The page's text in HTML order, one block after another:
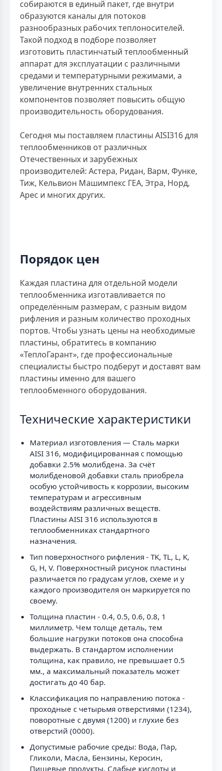
собираются в единый пакет, где внутри
образуются каналы для потоков
разнообразных рабочих теплоносителей.
Такой подход в подборе позволяет
изготовить пластинчатый теплообменный
аппарат для эксплуатации с различными
средами и температурными режимами, а
увеличение внутренних стальных
компонентов позволяет повысить общую
производительность оборудования.
Сегодня мы поставляем пластины AISI316 для
теплообменников от различных
Отечественных и зарубежных
производителей: Астера, Ридан, Варм, Функе,
Тиж, Кельвион Машимпекс ГЕА, Этра, Норд,
Арес и многих других.
Порядок цен
Каждая пластина для отдельной модели
теплообменника изготавливается по
определённым размерам, с разным видом
рифления и разным количество проходных
портов. Чтобы узнать цены на необходимые
пластины, обратитесь в компанию
«ТеплоГарант», где профессиональные
специалисты быстро подберут и доставят вам
пластины именно для вашего
теплообменного оборудования.
Технические характеристики
Материал изготовления — Сталь марки
AISI 316, модифицированная с помощью
добавки 2.5% молибдена. За счёт
молибденовой добавки сталь приобрела
особую устойчивость к коррозии, высоким
температурам и агрессивным
воздействиям различных веществ.
Пластины AISI 316 используются в
теплообменниках стандартного
назначения.
Тип поверхностного рифления - TK, TL, L, K,
G, H, V. Поверхностный рисунок пластины
различается по градусам углов, схеме и у
каждого производителя он маркируется по
своему.
Толщина пластин - 0.4, 0.5, 0.6, 0.8, 1
миллиметр. Чем толще деталь, тем
большие нагрузки потоков она способна
выдержать. В стандартом исполнении
толщина, как правило, не превышает 0.5
мм., а максимальный показатель может
достигать до 40 бар.
Классификация по направлению потока -
проходные с четырьмя отверстиями (1234),
поворотные с двумя (1200) и глухие без
отверстий (0000).
Допустимые рабочие среды: Вода, Пар,
Гликоли, Масла, Бензины, Керосин,
Пищевые продукты, Слабые кислоты и